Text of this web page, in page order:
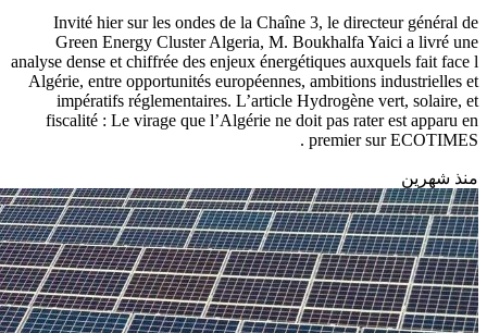
Invité hier sur les ondes de la Chaîne 3, le directeur général de
Green Energy Cluster Algeria, M. Boukhalfa Yaici a livré une
analyse dense et chiffrée des enjeux énergétiques auxquels fait face l
Algérie, entre opportunités européennes, ambitions industrielles et
impératifs réglementaires. L’article Hydrogène vert, solaire, et
fiscalité : Le virage que l’Algérie ne doit pas rater est apparu en
premier sur ECOTIMES .
منذ شهرين